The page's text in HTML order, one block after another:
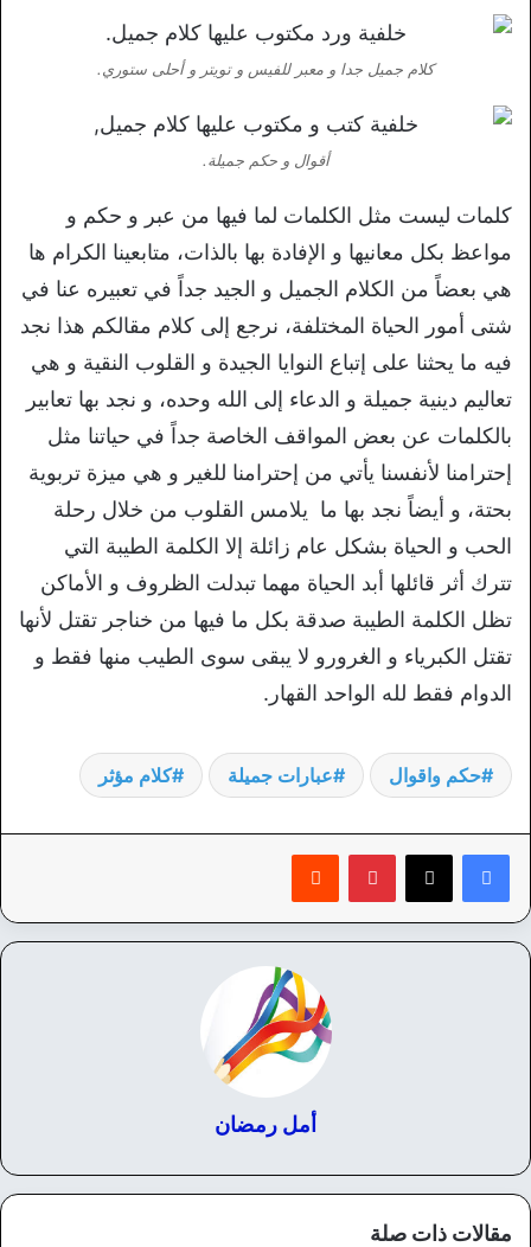
كلام جميل جدا و معبر للفيس و تويتر و أحلى ستوري.
أقوال و حكم جميلة.
كلمات ليست مثل الكلمات لما فيها من عبر و حكم و
مواعظ بكل معانيها و الإفادة بها بالذات، متابعينا الكرام ها
هي بعضاً من الكلام الجميل و الجيد جداً في تعبيره عنا في
شتى أمور الحياة المختلفة، نرجع إلى كلام مقالكم هذا نجد
فيه ما يحثنا على إتباع النوايا الجيدة و القلوب النقية و هي
تعاليم دينية جميلة و الدعاء إلى الله وحده، و نجد بها تعابير
بالكلمات عن بعض المواقف الخاصة جداً في حياتنا مثل
إحترامنا لأنفسنا يأتي من إحترامنا للغير و هي ميزة تربوية
بحتة، و أيضاً نجد بها ما يلامس القلوب من خلال رحلة
الحب و الحياة بشكل عام زائلة إلا الكلمة الطيبة التي
تترك أثر قائلها أبد الحياة مهما تبدلت الظروف و الأماكن
تظل الكلمة الطيبة صدقة بكل ما فيها من خناجر تقتل لأنها
تقتل الكبرياء و الغرورو لا يبقى سوى الطيب منها فقط و
الدوام فقط لله الواحد القهار.
حكم واقوال عبارات جميلة كلام مؤثر
بينتيريست
أمل رمضان
مقالات ذات صلة